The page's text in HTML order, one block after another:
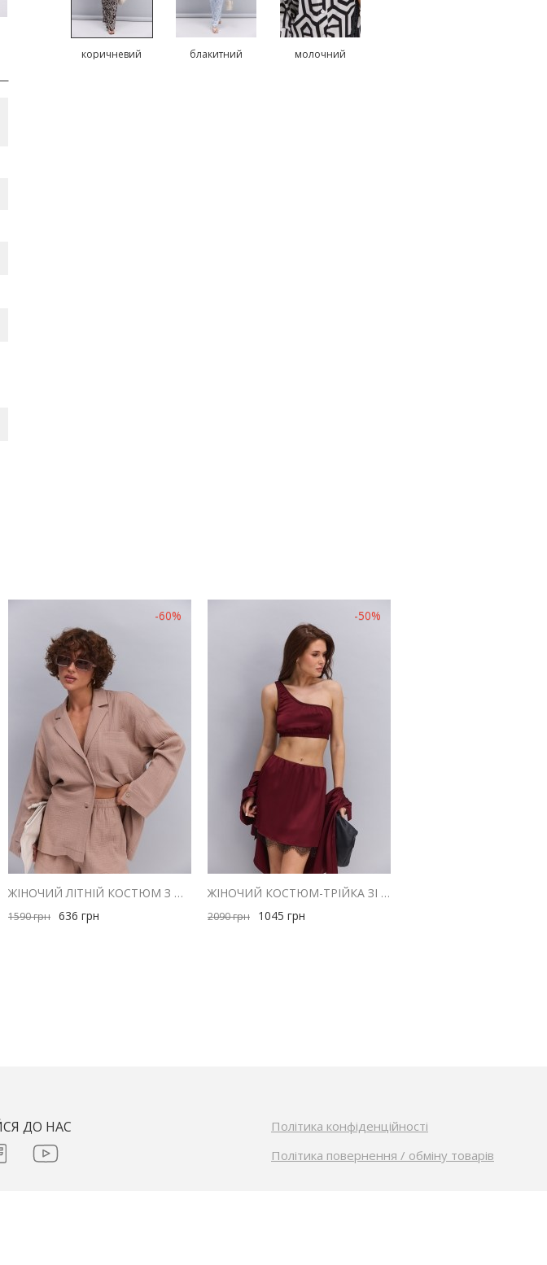
коричневий блакитний молочний
-60%
ЖІНОЧИЙ ЛІТНІЙ КОСТЮМ З ШОРТАМИ ТА СОРОЧКОЮ З МУСЛІНУ ШОКОЛАДНИЙ
1590грн 636 грн
-50%
ЖІНОЧИЙ КОСТЮМ-ТРІЙКА ЗІ СПІДНИЦЕЮ САТИНОВИЙ БОРДОВОГО КОЛЬОРУ
2090грн 1045 грн
ДО НАС
Політика конфіденційності
Політика повернення / обміну товарів